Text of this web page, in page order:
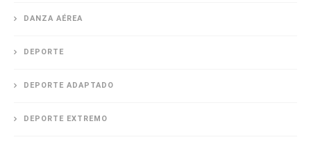
DANZA AÉREA
DEPORTE
DEPORTE ADAPTADO
DEPORTE EXTREMO